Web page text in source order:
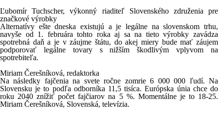
Ľubomír Tuchscher, výkonný riaditeľ Slovenského združenia pre
značkové výrobky
Alternatívy ešte dneska existujú a je legálne na slovenskom trhu,
navyše od 1. februára tohto roka aj sa na tieto výrobky zavádza
spotrebná daň a je v záujme štátu, do akej miery bude mať záujem
podporovať legálne tovary s nižším škodlivým vplyvom na
spotrebiteľa.
Miriam Čerešníková, redaktorka
Na následky fajčenia na svete ročne zomrie 6 000 000 ľudí. Na
Slovensku je to podľa odborníka 11,5 tisíca. Európska únia chce do
roku 2040 znížiť počet fajčiarov na 5 %. Momentálne je to 18-25.
Miriam Čerešníková, Slovenská, televízia.